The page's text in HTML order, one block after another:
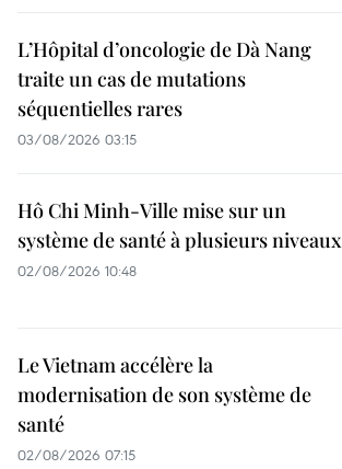
L’Hôpital d’oncologie de Dà Nang
traite un cas de mutations
séquentielles rares
03/08/2026 03:15
Hô Chi Minh-Ville mise sur un
système de santé à plusieurs niveaux
02/08/2026 10:48
Le Vietnam accélère la
modernisation de son système de
santé
02/08/2026 07:15